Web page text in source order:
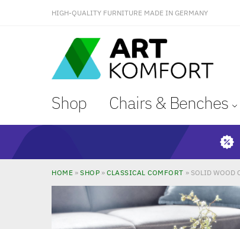
HIGH-QUALITY FURNITURE MADE IN GERMANY
Shop Chairs & Benches
HOME »SHOP »CLASSICAL COMFORT » SOLID WOOD